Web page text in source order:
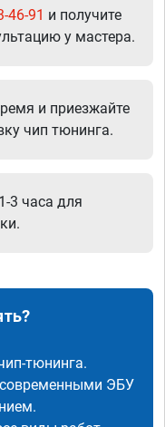
46-91 и получите
у мастера.
и приезжайте
чип тюнинга.
3 часа для
тюнинга.
современными ЭБУ